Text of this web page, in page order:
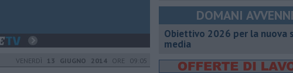
VENERDÌ 13 GIUGNO 2014 ORE 09:05
DOMANI
Obiettivo 2026 per la nuova
media